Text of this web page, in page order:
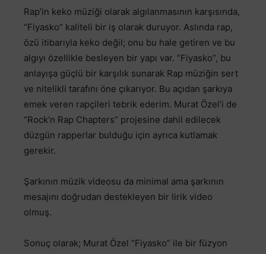
Rap’in keko müziği olarak algılanmasının karşısında,
“Fiyasko” kaliteli bir iş olarak duruyor. Aslında rap,
özü itibarıyla keko değil; onu bu hale getiren ve bu
algıyı özellikle besleyen bir yapı var. “Fiyasko”, bu
anlayışa güçlü bir karşılık sunarak Rap müziğin sert
ve nitelikli tarafını öne çıkarıyor. Bu açıdan şarkıya
emek veren rapçileri tebrik ederim. Murat Özel’i de
“Rock’n Rap Chapters” projesine dahil edilecek
düzgün rapperlar bulduğu için ayrıca kutlamak
gerekir.
Şarkının müzik videosu da minimal ama şarkının
mesajını doğrudan destekleyen bir lirik video
olmuş.
Sonuç olarak; Murat Özel “Fiyasko” ile bir füzyon